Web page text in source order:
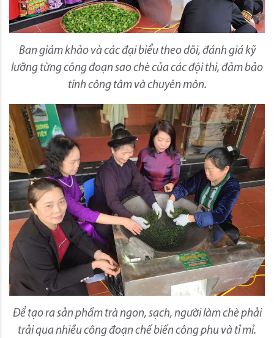
Ban giám khảo và các đại biểu theo dõi, đánh giá kỹ
lưỡng từng công đoạn sao chè của các đội thi, đảm bảo
tính công tâm và chuyên môn.
Để tạo ra sản phẩm trà ngon, sạch, người làm chè phải
trải qua nhiều công đoạn chế biến công phu và tỉ mỉ.